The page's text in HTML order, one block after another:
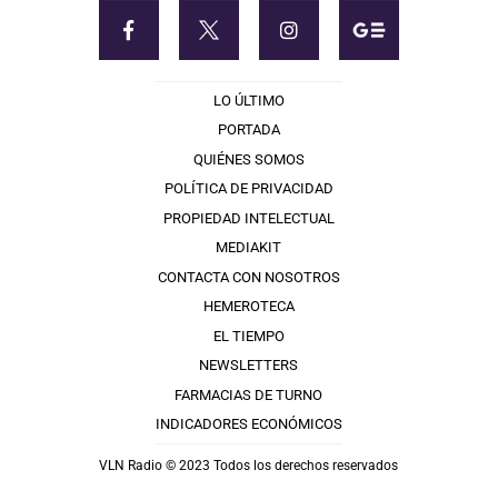
LO ÚLTIMO
PORTADA
QUIÉNES SOMOS
POLÍTICA DE PRIVACIDAD
PROPIEDAD INTELECTUAL
MEDIAKIT
CONTACTA CON NOSOTROS
HEMEROTECA
EL TIEMPO
NEWSLETTERS
FARMACIAS DE TURNO
INDICADORES ECONÓMICOS
VLN Radio © 2023 Todos los derechos reservados